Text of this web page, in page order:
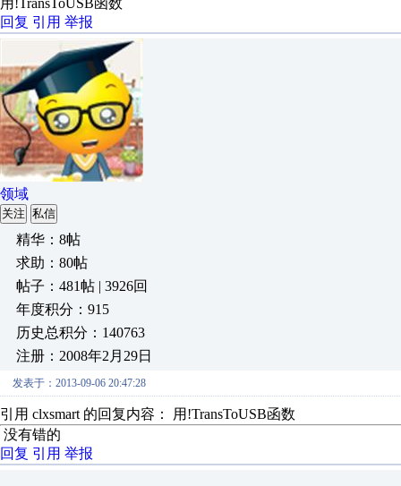
用!TransToUSB函数
回复 引用 举报
领域
关注 私信
精华：8帖
求助：80帖
帖子：481帖 | 3926回
年度积分：915
历史总积分：140763
注册：2008年2月29日
发表于：2013-09-06 20:47:28
引用 clxsmart 的回复内容： 用!TransToUSB函数
没有错的
回复 引用 举报